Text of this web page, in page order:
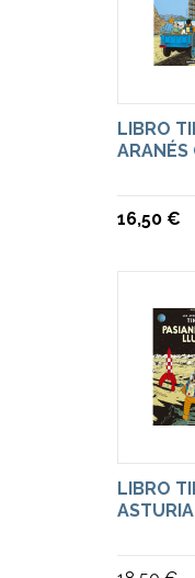
LIBRO
ARANÉS
16,50 €
LIBRO